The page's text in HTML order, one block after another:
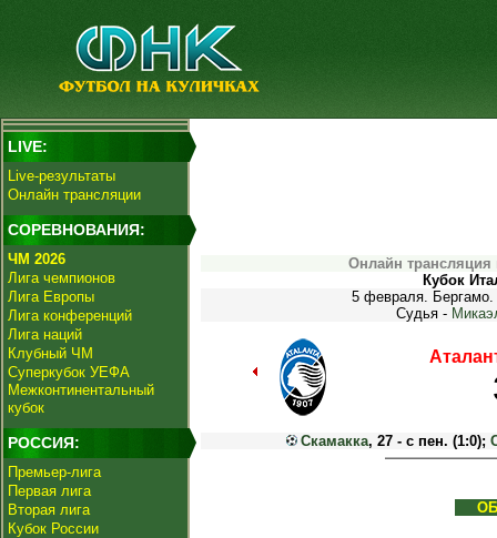
LIVE:
Live-результаты
Онлайн трансляции
СОРЕВНОВАНИЯ:
ЧМ 2026
Лига чемпионов
Лига Европы
Лига конференций
Лига наций
Клубный ЧМ
Суперкубок УЕФА
Межконтинентальный
кубок
РОССИЯ:
Премьер-лига
Первая лига
Вторая лига
Кубок России
Онлайн трансляция
Кубок
5 февраля. Бергамо.
Судья -
Скамакка, 27 - с пен. (1:0);